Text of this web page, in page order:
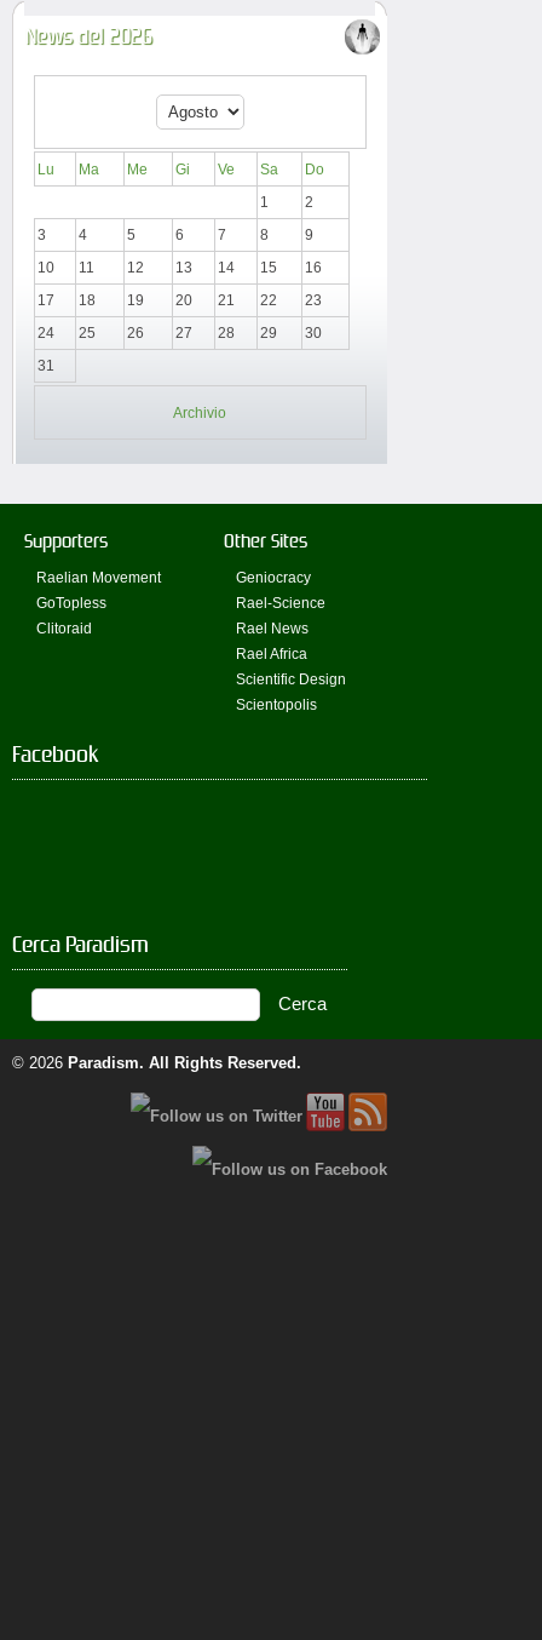
News del 2026
Lu Ma Me Gi Ve Sa
Do
1
2
3
4 5 6 7 8
9
10
11 12 13 14 15
16
17
18 19 20 21 22
23
24
25 26 27 28 29
30
31
Archivio
Supporters
Raelian Movement
GoTopless
Clitoraid
Other Sites
Geniocracy
Rael-Science
Rael News
Rael Africa
Scientific Design
Scientopolis
Facebook
Cerca Paradism
© 2026 Paradism. All Rights Reserved.